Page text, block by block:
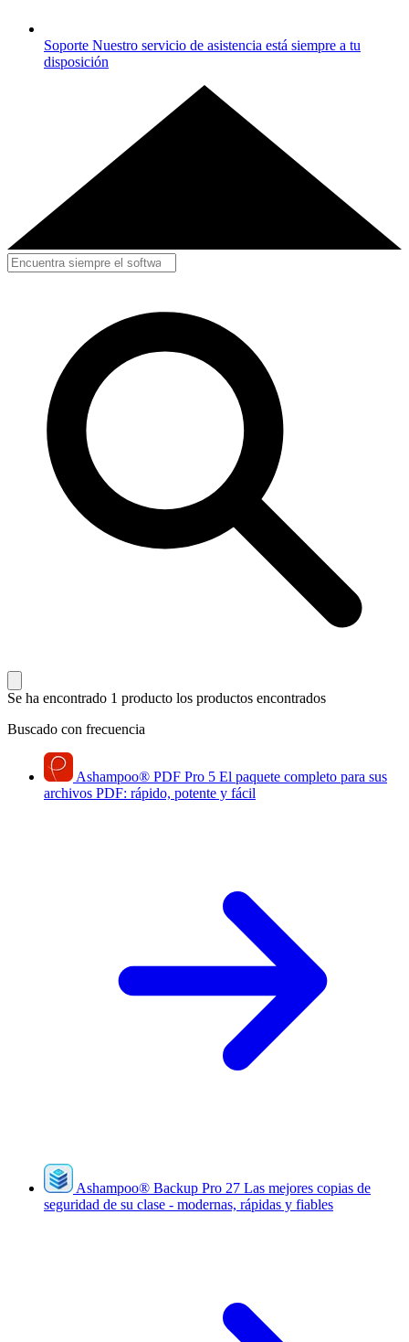
Soporte Nuestro servicio de asistencia está siempre a tu
disposición
Se ha encontrado 1 producto los productos encontrados
Buscado con frecuencia
Ashampoo® PDF Pro 5 El paquete completo para sus
archivos PDF: rápido, potente y fácil
Ashampoo® Backup Pro 27 Las mejores copias de
seguridad de su clase - modernas, rápidas y fiables